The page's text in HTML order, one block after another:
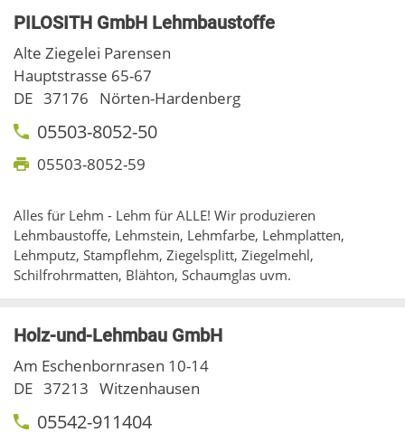
PILOSITH GmbH Lehmbaustoffe
Alte Ziegelei Parensen
Hauptstrasse 65-67
DE 37176 Nörten-Hardenberg
05503-8052-50
05503-8052-59
Alles für Lehm - Lehm für ALLE! Wir produzieren
Lehmbaustoffe, Lehmstein, Lehmfarbe, Lehmplatten,
Lehmputz, Stampflehm, Ziegelsplitt, Ziegelmehl,
Schilfrohrmatten, Blähton, Schaumglas uvm.
Holz-und-Lehmbau GmbH
Am Eschenbornrasen 10-14
DE 37213 Witzenhausen
05542-911404